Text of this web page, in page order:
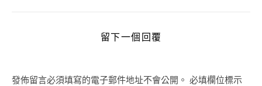
留下一個回覆
發佈留言必須填寫的電子郵件地址不會公開。 必填欄位標示